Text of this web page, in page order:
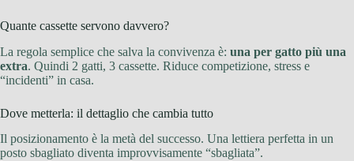
Quante cassette servono davvero?
La regola semplice che salva la convivenza è: una per gatto più una
extra. Quindi 2 gatti, 3 cassette. Riduce competizione, stress e
“incidenti” in casa.
Dove metterla: il dettaglio che cambia tutto
Il posizionamento è la metà del successo. Una lettiera perfetta in un
posto sbagliato diventa improvvisamente “sbagliata”.